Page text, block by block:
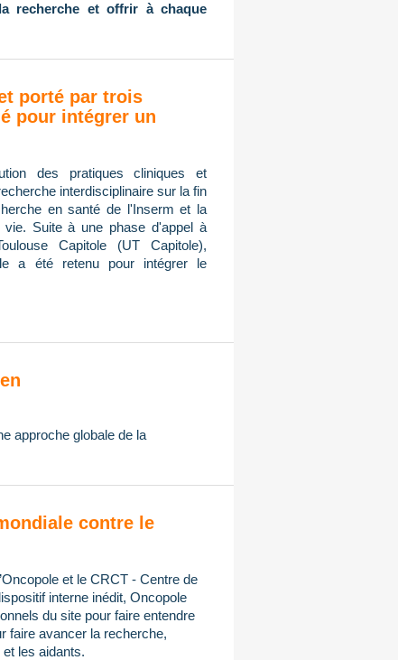
recherche et offrir à chaque
porté par trois
pour intégrer un
des pratiques cliniques et
interdisciplinaire sur la fin
en santé de l'Inserm et la
Suite à une phase d'appel à
Capitole (UT Capitole),
a été retenu pour intégrer le
approche globale de la
contre le
et le CRCT - Centre de
interne inédit, Oncopole
du site pour faire entendre
faire avancer la recherche,
les aidants.